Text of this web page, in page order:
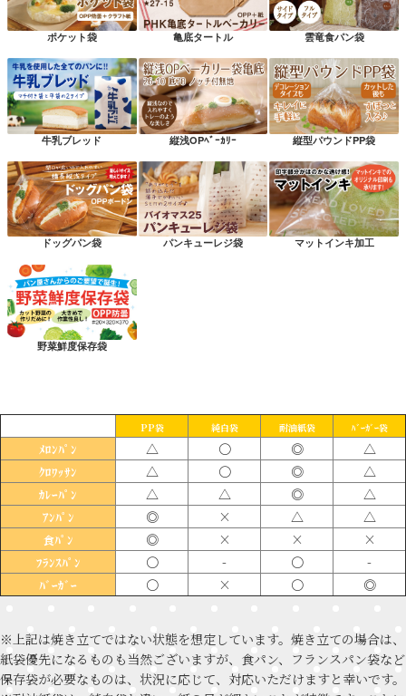
ポケット袋 亀底タートル 雲竜食パン袋
牛乳ブレッド 縦浅OPﾍﾞｰｶﾘｰ 縦型パウンドPP袋
ドッグパン袋 パンキューレジ袋 マットインキ加工
野菜鮮度保存袋
PP袋 純白袋 耐油紙袋 ﾊﾞｰｶﾞｰ袋
ﾒﾛﾝﾊﾟﾝ △ 〇 ◎ △
ｸﾛﾜｯｻﾝ △ 〇 ◎ △
ｶﾚｰﾊﾟﾝ △ △ ◎ △
ｱﾝﾊﾟﾝ ◎ × △ △
食ﾊﾟﾝ ◎ × × ×
ﾌﾗﾝｽﾊﾟﾝ 〇 - 〇 -
ﾊﾞｰｶﾞｰ 〇 × 〇 ◎
※上記は焼き立てではない状態を想定しています。焼き立ての場合は、
紙袋優先になるものも当然ございますが、食パン、フランスパン袋など
保存袋が必要なものは、状況に応じて、対応いただけますと幸いです。